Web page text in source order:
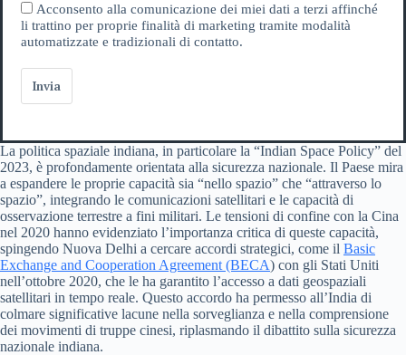
Acconsento alla comunicazione dei miei dati a terzi affinché
li trattino per proprie finalità di marketing tramite modalità
automatizzate e tradizionali di contatto.
Invia
La politica spaziale indiana, in particolare la “Indian Space Policy” del
2023, è profondamente orientata alla sicurezza nazionale. Il Paese mira
a espandere le proprie capacità sia “nello spazio” che “attraverso lo
spazio”, integrando le comunicazioni satellitari e le capacità di
osservazione terrestre a fini militari. Le tensioni di confine con la Cina
nel 2020 hanno evidenziato l’importanza critica di queste capacità,
spingendo Nuova Delhi a cercare accordi strategici, come il Basic
Exchange and Cooperation Agreement (BECA) con gli Stati Uniti
nell’ottobre 2020, che le ha garantito l’accesso a dati geospaziali
satellitari in tempo reale. Questo accordo ha permesso all’India di
colmare significative lacune nella sorveglianza e nella comprensione
dei movimenti di truppe cinesi, riplasmando il dibattito sulla sicurezza
nazionale indiana.